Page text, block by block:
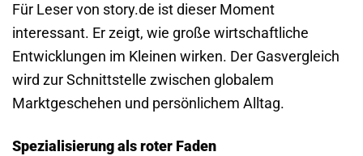
Für Leser von story.de ist dieser Moment
interessant. Er zeigt, wie große wirtschaftliche
Entwicklungen im Kleinen wirken. Der Gasvergleich
wird zur Schnittstelle zwischen globalem
Marktgeschehen und persönlichem Alltag.
Spezialisierung als roter Faden